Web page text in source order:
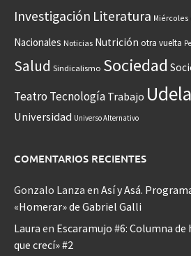
Investigación Literatura Miércoles
Nacionales Noticias Nutrición otra vuelta
Salud Sindicalismo Sociedad
Teatro Tecnología Trabajo
Universidad Universo Alternativo
COMENTARIOS RECIENTES
Gonzalo Lanza en Así y Asá.
«Homerar» de Gabriel Galli
Laura en Escaramujo #6: Columna
que crecí» #2